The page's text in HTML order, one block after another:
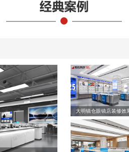
大明镜仓眼镜店装修效